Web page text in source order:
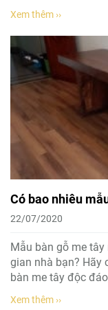
Xem thêm ››
Có bao nhiêu
22/07/2020
Mẫu bàn gỗ me
gian nhà bạn? Hãy
bàn me tây độc
Xem thêm ››